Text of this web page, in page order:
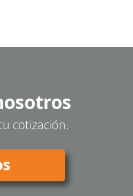
cotización.